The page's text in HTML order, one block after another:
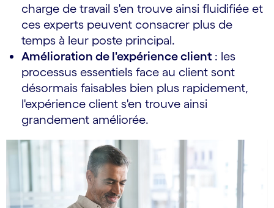
charge de travail s'en trouve ainsi fluidifiée et
ces experts peuvent consacrer plus de
temps à leur poste principal.
Amélioration de l'expérience client : les
processus essentiels face au client sont
désormais faisables bien plus rapidement,
l'expérience client s'en trouve ainsi
grandement améliorée.